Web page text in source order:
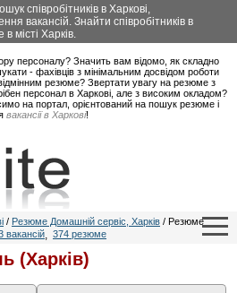
співробітників в Харкові,
вакансій. Знайти співробітників в
місті Харків.
персоналу? Значить вам відомо, як складно
- фахівців з мінімальним досвідом роботи
резюме? Звертати увагу на резюме з
персонал в Харкові, але з високим окладом?
на портал, орієнтований на пошук резюме і
вакансії в Харкові!
/ Резюме Домашній сервіс, Харків / Резюме
вакансій, 374 резюме
(Харків)